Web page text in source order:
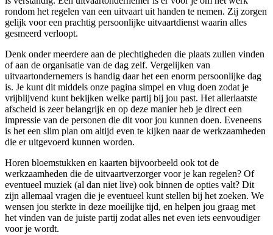
rondom het regelen van een uitvaart uit handen te nemen. Zij zorgen
gelijk voor een prachtig persoonlijke uitvaartdienst waarin alles
gesmeerd verloopt.
Denk onder meerdere aan de plechtigheden die plaats zullen vinden
of aan de organisatie van de dag zelf. Vergelijken van
uitvaartondernemers is handig daar het een enorm persoonlijke dag
is. Je kunt dit middels onze pagina simpel en vlug doen zodat je
vrijblijvend kunt bekijken welke partij bij jou past. Het allerlaatste
afscheid is zeer belangrijk en op deze manier heb je direct een
impressie van de personen die dit voor jou kunnen doen. Eveneens
is het een slim plan om altijd even te kijken naar de werkzaamheden
die er uitgevoerd kunnen worden.
Horen bloemstukken en kaarten bijvoorbeeld ook tot de
werkzaamheden die de uitvaartverzorger voor je kan regelen? Of
eventueel muziek (al dan niet live) ook binnen de opties valt? Dit
zijn allemaal vragen die je eventueel kunt stellen bij het zoeken. We
wensen jou sterkte in deze moeilijke tijd, en helpen jou graag met
het vinden van de juiste partij zodat alles net even iets eenvoudiger
voor je wordt.